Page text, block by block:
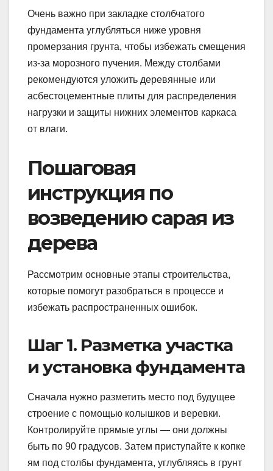
Очень важно при закладке столбчатого
фундамента углубляться ниже уровня
промерзания грунта, чтобы избежать смещения
из-за морозного пучения. Между столбами
рекомендуются уложить деревянные или
асбестоцементные плиты для распределения
нагрузки и защиты нижних элементов каркаса
от влаги.
Пошаговая
инструкция по
возведению сарая из
дерева
Рассмотрим основные этапы строительства,
которые помогут разобраться в процессе и
избежать распространенных ошибок.
Шаг 1. Разметка участка
и установка фундамента
Сначала нужно разметить место под будущее
строение с помощью колышков и веревки.
Контролируйте прямые углы — они должны
быть по 90 градусов. Затем приступайте к копке
ям под столбы фундамента, углубляясь в грунт